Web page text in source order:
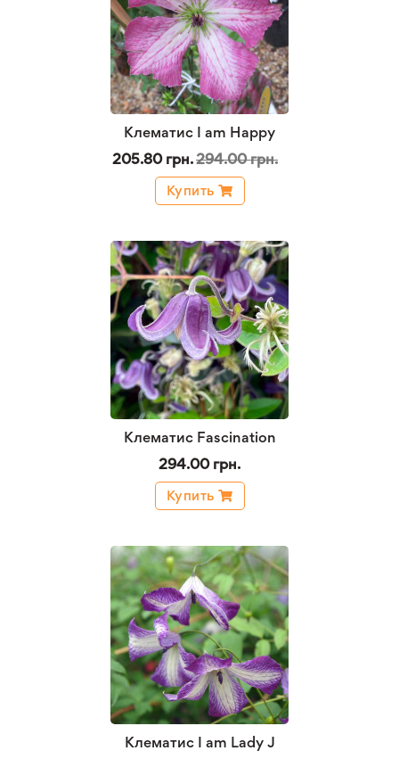
Клематис I am Happy
205.80 грн. 294.00 грн.
Купить
Клематис Fascination
294.00 грн.
Купить
Клематис I am Lady J